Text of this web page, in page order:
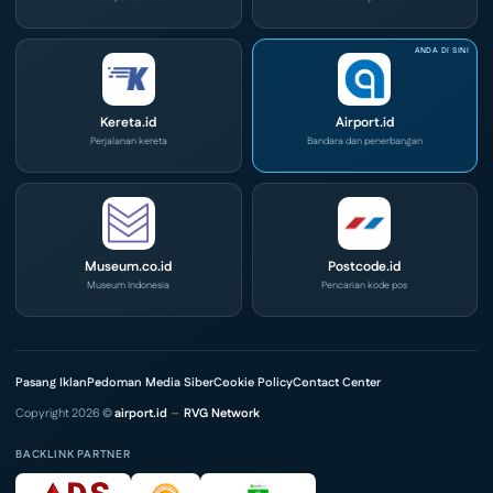
Kereta.id
Perjalanan kereta
Airport.id
Bandara dan penerbangan
Museum.co.id
Museum Indonesia
Postcode.id
Pencarian kode pos
Pasang IklanPedoman Media SiberCookie PolicyContact Center
Copyright 2026 ©airport.id – RVG Network
BACKLINK PARTNER